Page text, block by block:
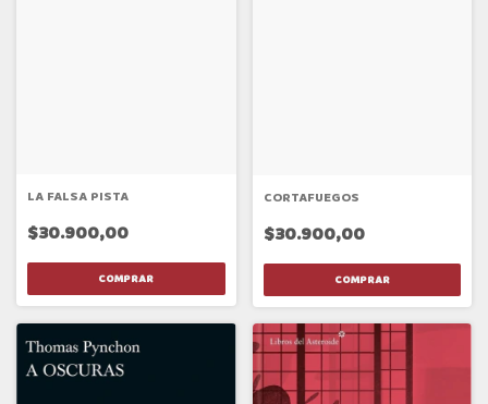
LA FALSA PISTA
$30.900,00
CORTAFUEGOS
$30.900,00